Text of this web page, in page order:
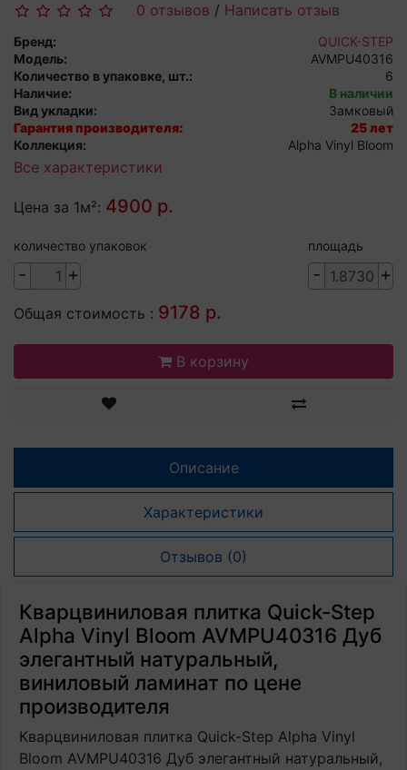
0 отзывов / Написать отзыв
Бренд:
QUICK-STEP
Модель:
AVMPU40316
Количество в упаковке, шт.:
6
Наличие:
В наличии
Вид укладки:
Замковый
Гарантия производителя:
25 лет
Коллекция:
Alpha Vinyl Bloom
Все характеристики
Цена за 1м²: 4900 р.
количество упаковок
- +
площадь
- +
Общая стоимость : 9178 р.
В корзину
Описание
Характеристики
Отзывов (0)
Кварцвиниловая плитка Quick-Step
Alpha Vinyl Bloom AVMPU40316 Дуб
элегантный натуральный,
виниловый ламинат по цене
производителя
Кварцвиниловая плитка Quick-Step Alpha Vinyl
Bloom AVMPU40316 Дуб элегантный натуральный,